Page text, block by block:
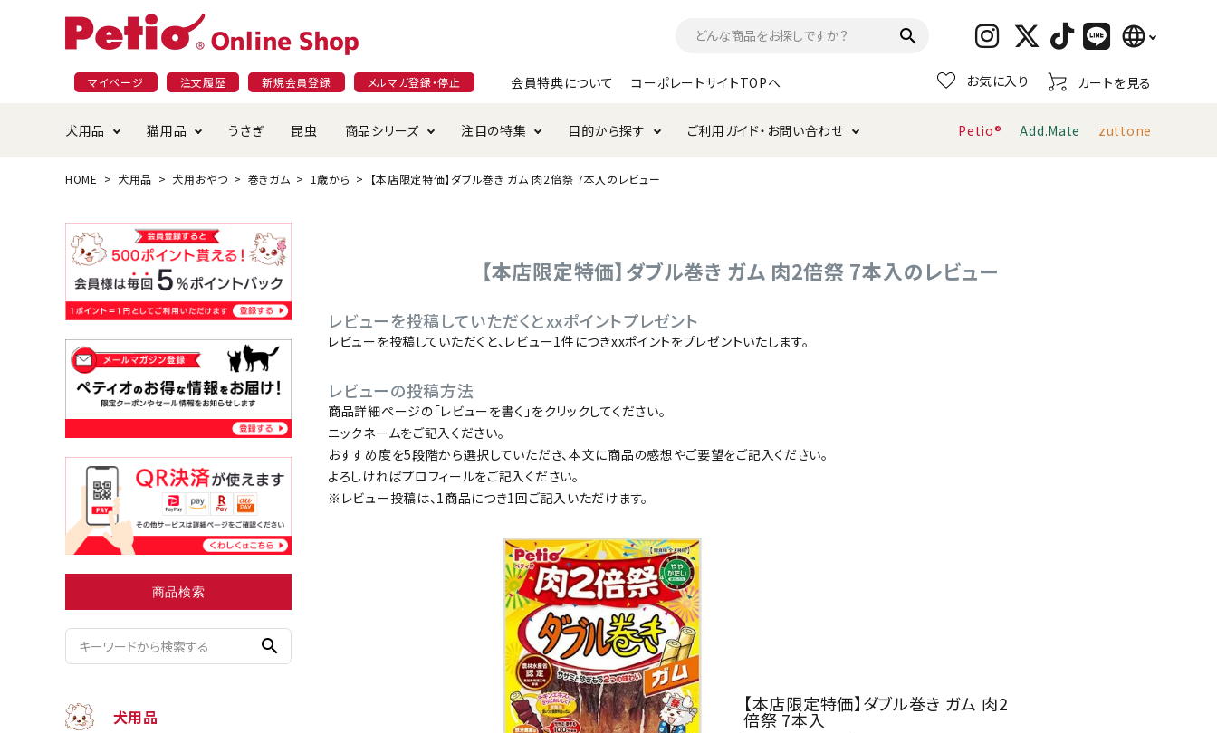
search language
日本語
English
マイページ 注文履歴 新規会員登録 メルマガ登録・停止 会員特典について コーポレートサイトTOPへ お気に入り カートを見る
犬用品
ペットシーツ
おもちゃ
首輪・ハーネス・リード
猫用品
ベッド・ハウス・マット
食器・給水器
替え・交換パーツ
うさぎ 昆虫 商品シリーズ 注目の特集 目的から探す
国産フード&おやつ特集
じゃらして遊ぶ 引っ張って遊ぶ 投げて遊ぶ
アパレル またたび・元気草 夜のお散歩
小型犬にオススメ ダイエット中にオススメ まとめ買いでオトク！！
ご利用ガイド・お問い合わせ
返品・交換について
Petio® Add.Mate zuttone
HOME 犬用品 犬用おやつ 巻きガム 1歳から 【本店限定特価】ダブル巻き ガム 肉2倍祭 7本入のレビュー
商品検索
search
犬用品
【本店限定特価】ダブル巻き ガム 肉2倍祭 7本入のレビュー
レビューを投稿していただくとxxポイントプレゼント
レビューを投稿していただくと、レビュー1件につきxxポイントをプレゼントいたします。
レビューの投稿方法
商品詳細ページの「レビューを書く」をクリックしてください。
ニックネームをご記入ください。
おすすめ度を5段階から選択していただき、本文に商品の感想やご要望をご記入ください。
よろしければプロフィールをご記入ください。
※レビュー投稿は、1商品につき1回ご記入いただけます。
【本店限定特価】ダブル巻き ガム 肉2
倍祭 7本入